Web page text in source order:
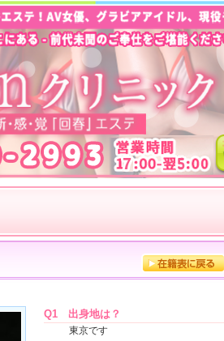
Q1 出身地は？
東京です